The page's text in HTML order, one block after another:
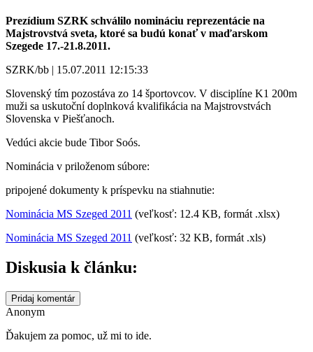
Prezídium SZRK schválilo nomináciu reprezentácie na
Majstrovstvá sveta, ktoré sa budú konať v maďarskom
Szegede 17.-21.8.2011.
SZRK/bb | 15.07.2011 12:15:33
Slovenský tím pozostáva zo 14 športovcov. V disciplíne K1 200m
muži sa uskutoční doplnková kvalifikácia na Majstrovstvách
Slovenska v Piešťanoch.
Vedúci akcie bude Tibor Soós.
Nominácia v priloženom súbore:
pripojené dokumenty k príspevku na stiahnutie:
Nominácia MS Szeged 2011 (veľkosť: 12.4 KB, formát .xlsx)
Nominácia MS Szeged 2011 (veľkosť: 32 KB, formát .xls)
Diskusia k článku:
Pridaj komentár
Anonym
Ďakujem za pomoc, už mi to ide.